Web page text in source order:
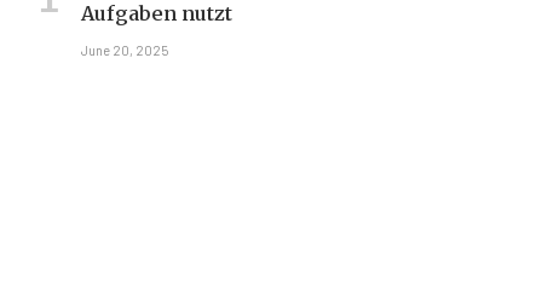
Aufgaben nutzt
June 20, 2025